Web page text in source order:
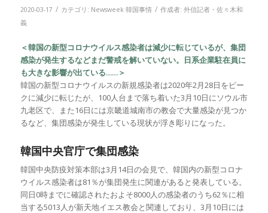
2020-03-17 / カテゴリ: Newsweek 韓国事情 / 作成者: 外信記者・佐々木和
義
＜韓国の新型コロナウイルス感染者は減少に転じているが、集団
感染が発生するなどまだ警戒を解いていない。日系企業駐在員に
も大きな影響が出ている……＞
韓国の新型コロナウイルスの新規感染者は2020年2月28日をピー
クに減少に転じたが、100人台まで落ち着いた3月10日にソウル市
九老区で、また16日には京畿道城南市の教会で大量感染が見つか
るなど、集団感染が発生している現状が浮き彫りになった。
韓国中央官庁で集団感染
韓国中央防疫対策本部は3月14日の会見で、韓国内の新型コロナ
ウイルス感染者は81％が集団発生に関連があると発表している。
同日0時までに確認されたおよそ8000人の感染者のうち62％に相
当する5013人が新天地イエス教会と関連しており、3月10日には